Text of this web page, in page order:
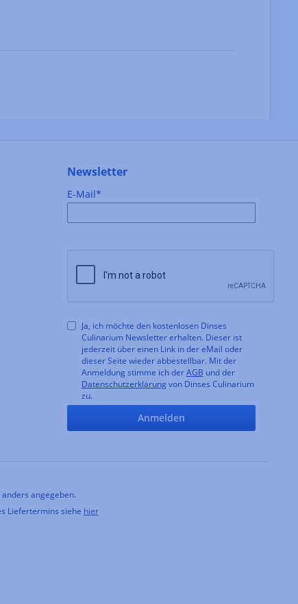
Newsletter
E-Mail*
Ja, ich möchte den kostenlosen Dinses
Culinarium Newsletter erhalten. Dieser ist
jederzeit über einen Link in der eMail oder
dieser Seite wieder abbestellbar. Mit der
Anmeldung stimme ich derAGB und der
Datenschutzerklärung von Dinses Culinarium
zu.
Anmelden
angegeben.
Liefertermins siehe hier